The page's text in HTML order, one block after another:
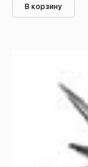
В корзину